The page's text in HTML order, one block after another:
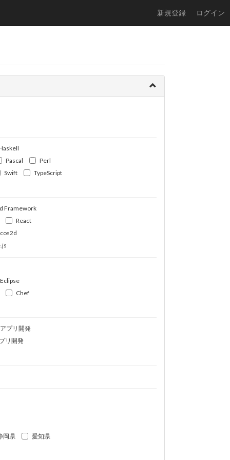
新規登録 ログイン
Pascal
Perl
Swift
TypeScript
Framework
React
Eclipse
Chef
プリ開発
リ開発
岡県
愛知県